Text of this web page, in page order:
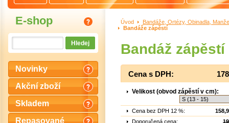
E-shop
Novinky
Akční zboží
Skladem
Repasované
Úvod >
Bandáže, Ortézy, Obinadla,
Bandáže zápěstí
Bandáž
Cena s DPH:
Velikost (obvod zápěstí v cm):
Cena bez DPH 12 %:
Doporučená cena: